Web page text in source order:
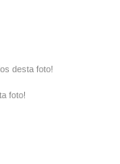
desta foto!
foto!